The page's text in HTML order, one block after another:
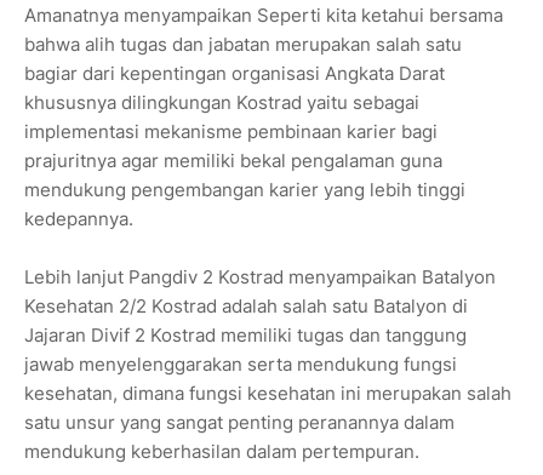
Amanatnya menyampaikan Seperti kita ketahui bersama
bahwa alih tugas dan jabatan merupakan salah satu
bagiar dari kepentingan organisasi Angkata Darat
khususnya dilingkungan Kostrad yaitu sebagai
implementasi mekanisme pembinaan karier bagi
prajuritnya agar memiliki bekal pengalaman guna
mendukung pengembangan karier yang lebih tinggi
kedepannya.
Lebih lanjut Pangdiv 2 Kostrad menyampaikan Batalyon
Kesehatan 2/2 Kostrad adalah salah satu Batalyon di
Jajaran Divif 2 Kostrad memiliki tugas dan tanggung
jawab menyelenggarakan serta mendukung fungsi
kesehatan, dimana fungsi kesehatan ini merupakan salah
satu unsur yang sangat penting peranannya dalam
mendukung keberhasilan dalam pertempuran.